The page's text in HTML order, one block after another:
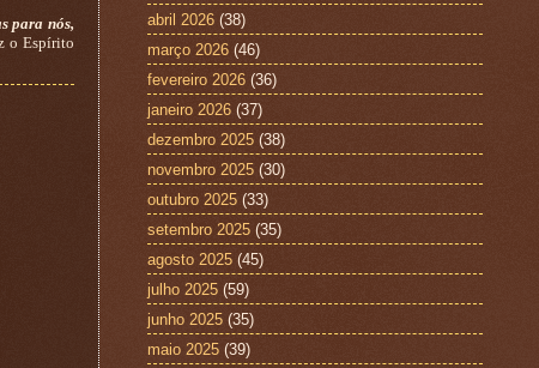
para nós,
o Espírito
abril 2026 (38)
março 2026 (46)
fevereiro 2026 (36)
janeiro 2026 (37)
dezembro 2025 (38)
novembro 2025 (30)
outubro 2025 (33)
setembro 2025 (35)
agosto 2025 (45)
julho 2025 (59)
junho 2025 (35)
maio 2025 (39)